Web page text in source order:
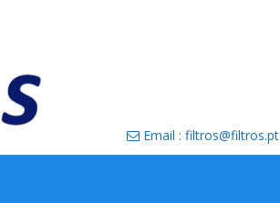
 Email : filtros@filtros.pt